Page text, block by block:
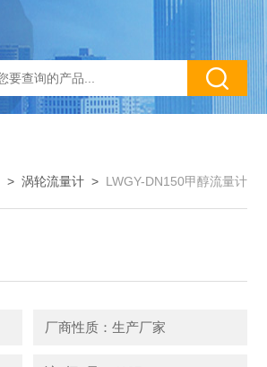
> 涡轮流量计 > LWGY-DN150甲醇流量计
厂商性质：生产厂家